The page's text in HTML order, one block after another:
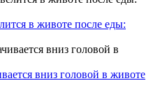
в животе после еды:
вниз головой в животе